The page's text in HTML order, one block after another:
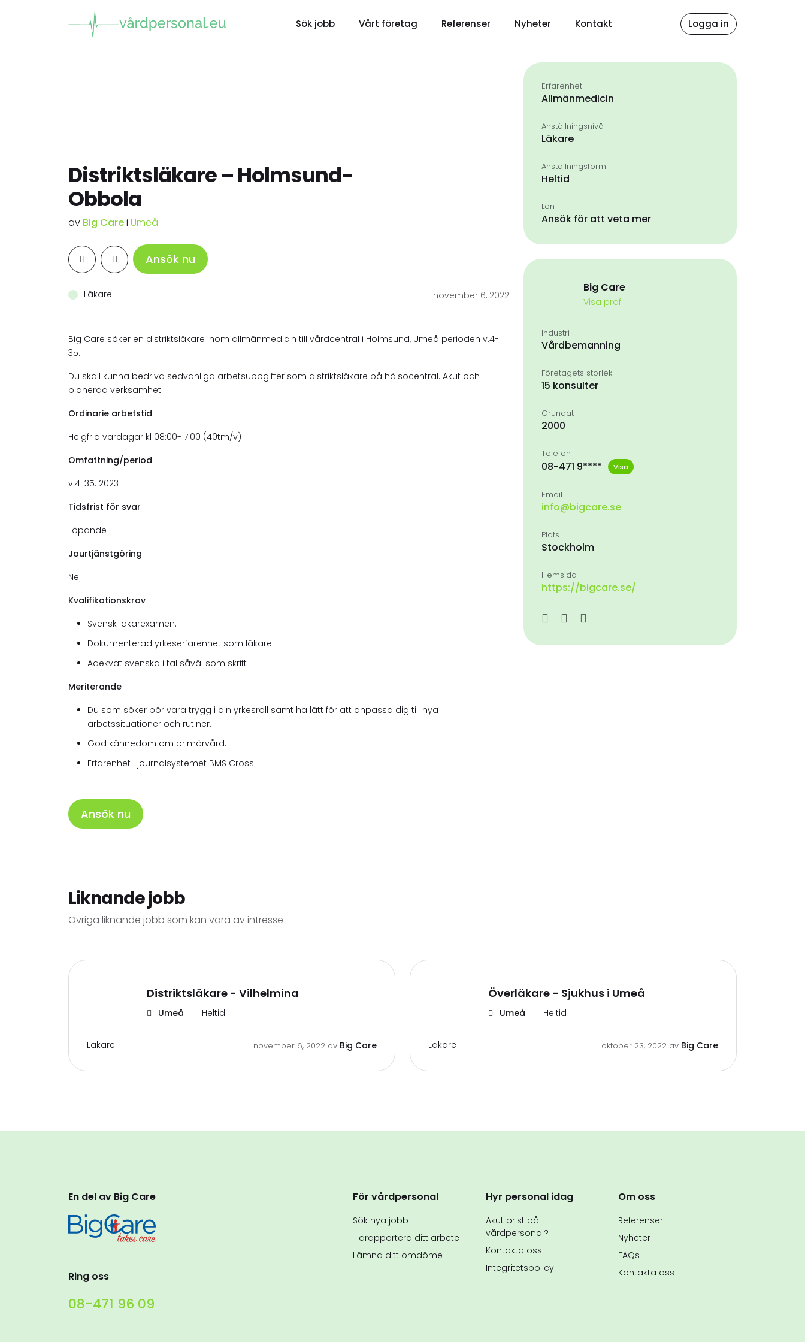
Sök jobb Vårt företag Referenser Nyheter Kontakt Logga in
Distriktsläkare – Holmsund-
Obbola
av Big Carei Umeå
Ansök nu
Läkare november 6, 2022
Big Care söker en distriktsläkare inom allmänmedicin till vårdcentral i Holmsund, Umeå perioden v.4-
35.
Du skall kunna bedriva sedvanliga arbetsuppgifter som distriktsläkare på hälsocentral. Akut och
planerad verksamhet.
Ordinarie arbetstid
Helgfria vardagar kl 08:00-17.00 (40tm/v)
Omfattning/period
v.4-35. 2023
Tidsfrist för svar
Löpande
Jourtjänstgöring
Nej
Kvalifikationskrav
Svensk läkarexamen.
Dokumenterad yrkeserfarenhet som läkare.
Adekvat svenska i tal såväl som skrift
Meriterande
Du som söker bör vara trygg i din yrkesroll samt ha lätt för att anpassa dig till nya
arbetssituationer och rutiner.
God kännedom om primärvård.
Erfarenhet i journalsystemet BMS Cross
Ansök nu
Erfarenhet
Allmänmedicin
Anställningsnivå
Läkare
Anställningsform
Heltid
Lön
Ansök för att veta mer
Big Care
Visa profil
Industri
Vårdbemanning
Företagets storlek
15 konsulter
Grundat
2000
Telefon
08-471 9**** Visa
Email
info@bigcare.se
Plats
Stockholm
Hemsida
https://bigcare.se/
Liknande jobb
Övriga liknande jobb som kan vara av intresse
Distriktsläkare - Vilhelmina
Umeå Heltid
Läkare november 6, 2022 av Big Care
Överläkare - Sjukhus i Umeå
Umeå Heltid
Läkare oktober 23, 2022 av Big Care
En del av Big Care
Ring oss
08-471 96 09
För vårdpersonal
Sök nya jobb
Tidrapportera ditt arbete
Lämna ditt omdöme
Hyr personal idag
Akut brist på
vårdpersonal?
Kontakta oss
Integritetspolicy
Om oss
Referenser
Nyheter
FAQs
Kontakta oss